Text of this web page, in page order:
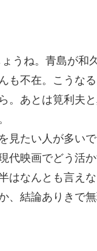
うね。青島が和
も不在。こうな
。あとは筧利夫
見たい人が多い
代映画でどう活か
はなんとも言え
、結論ありきで